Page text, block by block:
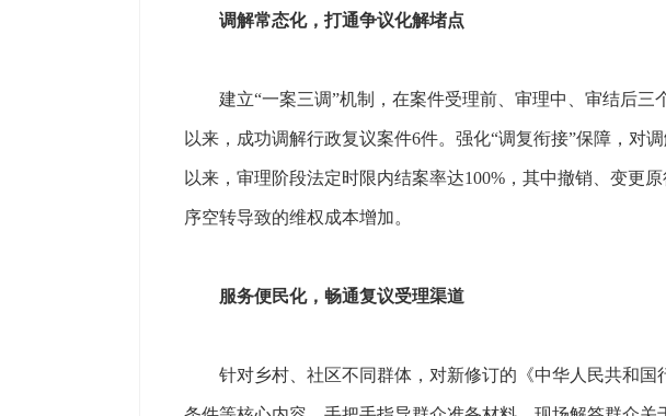
调解常态化，打通争议化解堵点
建立“一案三调”机制，在案件受理前、审理中、审结后三
以来，成功调解行政复议案件6件。强化“调复衔接”保障，对
以来，审理阶段法定时限内结案率达100%，其中撤销、变更
序空转导致的维权成本增加。
服务便民化，畅通复议受理渠道
针对乡村、社区不同群体，对新修订的《中华人民共和国